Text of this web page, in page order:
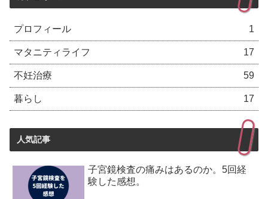
プロフィール 1
マタニティライフ 17
不妊治療 59
暮らし 17
人気記事
子宮鏡検査の痛みはあるのか。5回経
験した感想。